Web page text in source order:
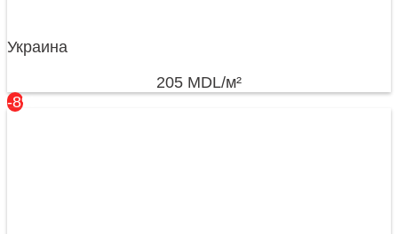
Украина
205 MDL/м²
-8%